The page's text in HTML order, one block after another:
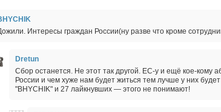
Интересы граждан России(ну разве что кроме
Dretun
Сбор останется. Не этот так другой. ЕС-у и ещё кое-кому
России и чем хуже нам будет житься тем лучше у них
"BHYCHIK" и 27 лайкнувших — этого не понимают!